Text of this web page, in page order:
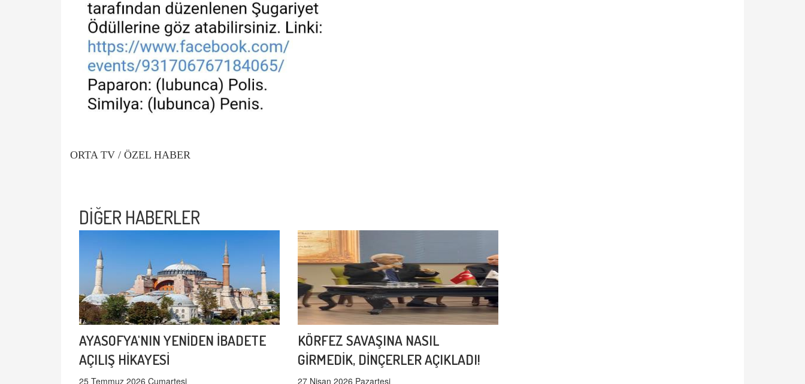
ORTA TV / ÖZEL HABER
DİĞER HABERLER
AYASOFYA'NIN YENİDEN İBADETE
AÇILIŞ HİKAYESİ
25 Temmuz 2026 Cumartesi
KÖRFEZ SAVAŞINA NASIL
GİRMEDİK, DİNÇERLER AÇIKLADI!
27 Nisan 2026 Pazartesi